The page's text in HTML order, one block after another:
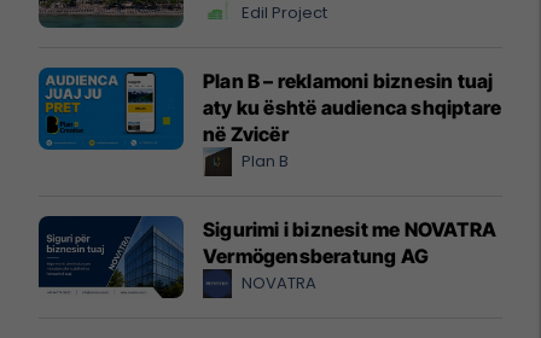
Edil Project
Plan B – reklamoni biznesin tuaj
aty ku është audienca shqiptare
në Zvicër
Plan B
Sigurimi i biznesit me NOVATRA
Vermögensberatung AG
NOVATRA